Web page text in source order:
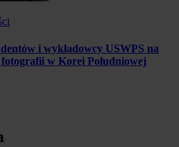
i wykładowcy USWPS na
w Korei Południowej